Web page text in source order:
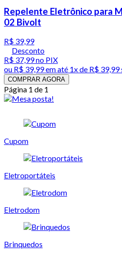
Repelente Eletrônico para
02 Bivolt
R$ 39,99
Desconto
R$ 37,99no PIX
ou R$ 39,99em até 1x de R$ 39,99
COMPRAR AGORA
Página 1 de 1
Cupom
Eletroportáteis
Eletrodom
Brinquedos